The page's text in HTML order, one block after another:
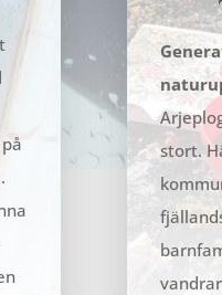
C
stort.